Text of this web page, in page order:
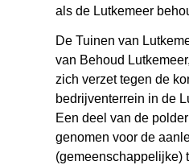
als de Lutkemeer
De Tuinen van
van Behoud
zich verzet tegen de
bedrijventerrein in de
Een deel van de
genomen voor de
(gemeenschappelijke)